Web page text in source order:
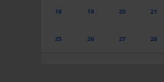
18 19 20 21
25 26 27 28